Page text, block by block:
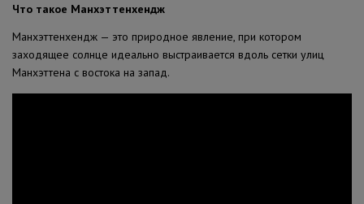
Что такое Манхэттенхендж
Манхэттенхендж — это природное явление, при котором
заходящее солнце идеально выстраивается вдоль сетки улиц
Манхэттена с востока на запад.